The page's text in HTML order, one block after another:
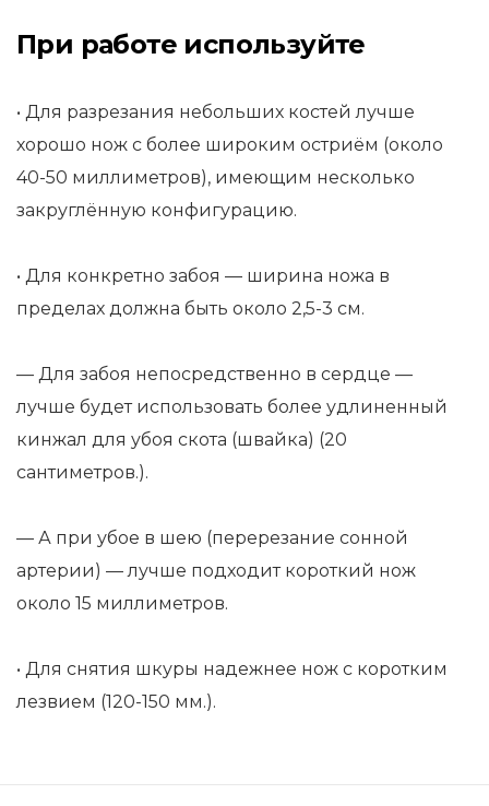
При работе используйте
• Для разрезания небольших костей лучше
хорошо нож с более широким остриём (около
40-50 миллиметров), имеющим несколько
закруглённую конфигурацию.
• Для конкретно забоя — ширина ножа в
пределах должна быть около 2,5-3 см.
— Для забоя непосредственно в сердце —
лучше будет использовать более удлиненный
кинжал для убоя скота (швайка) (20
сантиметров.).
— А при убое в шею (перерезание сонной
артерии) — лучше подходит короткий нож
около 15 миллиметров.
• Для снятия шкуры надежнее нож с коротким
лезвием (120-150 мм.).